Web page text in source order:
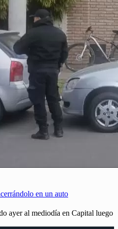
en un auto
ayer al mediodía en Capital luego